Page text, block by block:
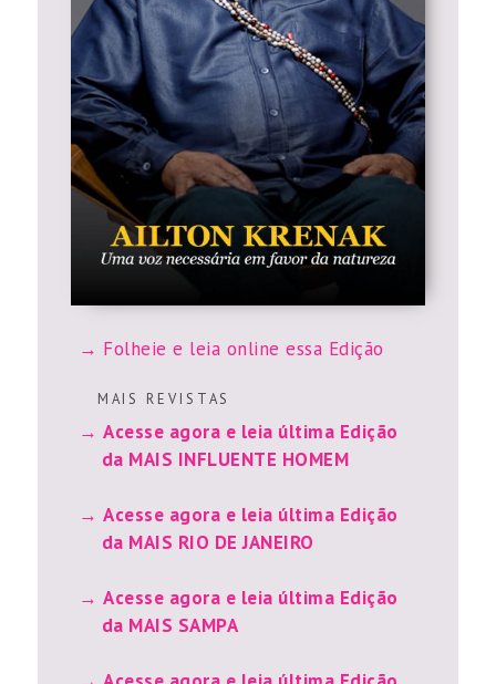
Folheie e leia online essa Edição
M A I S R E V I S T A S
Acesse agora e leia última Edição
da MAIS INFLUENTE HOMEM
Acesse agora e leia última Edição
da MAIS RIO DE JANEIRO
Acesse agora e leia última Edição
da MAIS SAMPA